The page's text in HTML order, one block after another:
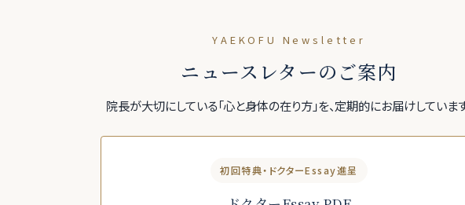
YAEKOFU Newsletter
ニュースレターのご案内
院長が大切にしている「心と身体の在り方」を、定期的にお届けしています
初回特典・ドクターEssay進呈